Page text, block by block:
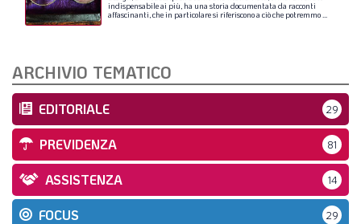
indispensabileai più, ha una storia documentata da racconti
affascinanti,chein particolaresi riferisconoa ciòche potremmo...
ARCHIVIO TEMATICO
EDITORIALE 29
PREVIDENZA 81
ASSISTENZA 14
FOCUS 29